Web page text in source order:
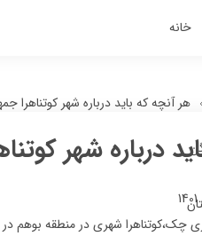
خانه
هر آنچه که باید درباره شهر کوتناهرا
درباره شهر
شهری در منطقه بوهم در کشور چک است. این منطقه